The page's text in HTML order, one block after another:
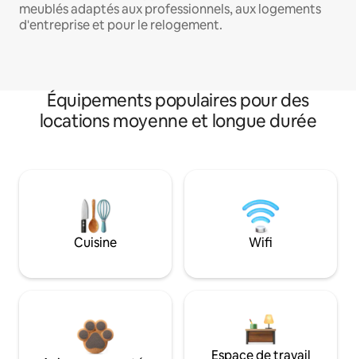
meublés adaptés aux professionnels, aux logements
d'entreprise et pour le relogement.
Équipements populaires pour des
locations moyenne et longue durée
Cuisine Wifi